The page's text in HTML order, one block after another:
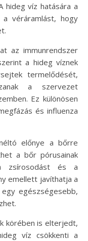
hideg víz hatására a
véráramlást, hogy
az immunrendszer
a hideg víznek
termelődését,
a szervezet
Ez különösen
és influenza
előnye a bőrre
a bőr pórusainak
zsírosodást és a
emellett javíthatja a
egészségesebb,
körében is elterjedt,
víz csökkenti a